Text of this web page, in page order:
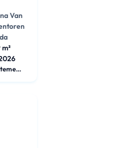
Van
Appartement